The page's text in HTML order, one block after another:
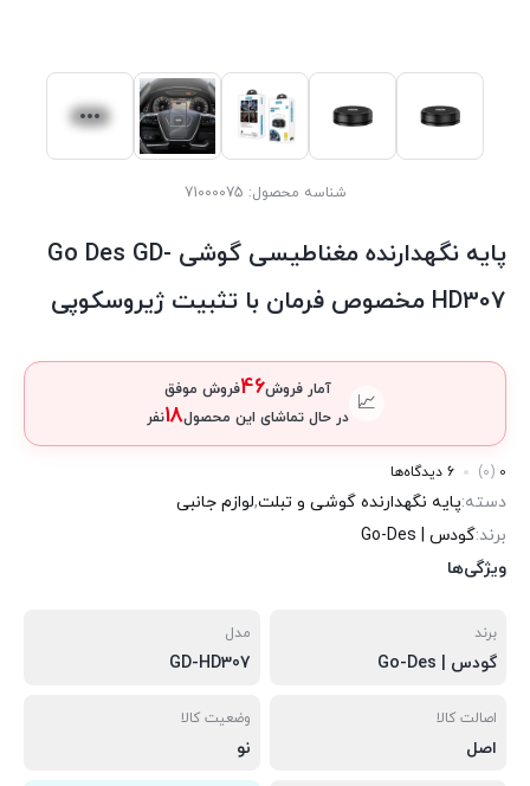
شناسه محصول: 71000075
پایه نگهدارنده مغناطیسی گوشی Go Des GD-
HD307 مخصوص فرمان با تثبیت ژیروسکوپی
📈
آمار فروش46فروش موفق
در حال تماشای این محصول18نفر
0
(0) 6 دیدگاه‌ها
دسته:پایه نگهدارنده گوشی و تبلت,لوازم جانبی
برند:گودس | Go-Des
ویژگی‌ها
برند
گودس | Go-Des
مدل
GD-HD307
اصالت کالا
اصل
وضعیت کالا
نو